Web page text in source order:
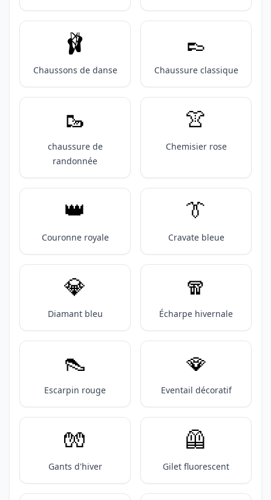
🩰
Chaussons de danse
👞
Chaussure classique
🥾
chaussure de
randonnée
👚
Chemisier rose
👑
Couronne royale
👔
Cravate bleue
💎
Diamant bleu
🧣
Écharpe hivernale
👠
Escarpin rouge
🪭
Eventail décoratif
🧤
Gants d'hiver
🦺
Gilet fluorescent